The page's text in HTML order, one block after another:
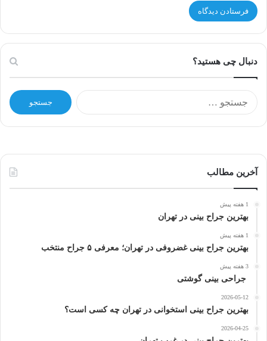
دنبال چی هستید؟
س
آخرین مطالب
1 هفته پیش
بهترین جراح بینی در تهران
1 هفته پیش
بهترین جراح بینی غضروفی در تهران؛ معرفی ۵ جراح منتخب
3 هفته پیش
جراحی بینی گوشتی
2026-05-12
بهترین جراح بینی استخوانی در تهران چه کسی است؟
2026-04-25